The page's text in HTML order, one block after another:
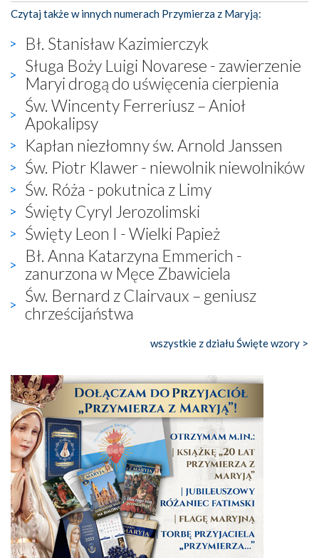
Czytaj także w innych numerach Przymierza z Maryją:
Bł. Stanisław Kazimierczyk
Sługa Boży Luigi Novarese - zawierzenie
Maryi drogą do uświęcenia cierpienia
Św. Wincenty Ferreriusz – Anioł
Apokalipsy
Kapłan niezłomny św. Arnold Janssen
Św. Piotr Klawer - niewolnik niewolników
Św. Róża - pokutnica z Limy
Święty Cyryl Jerozolimski
Święty Leon I - Wielki Papież
Bł. Anna Katarzyna Emmerich -
zanurzona w Męce Zbawiciela
Św. Bernard z Clairvaux – geniusz
chrześcijaństwa
wszystkie z działu Święte wzory >